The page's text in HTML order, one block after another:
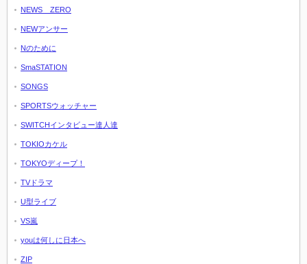
NEWS ZERO
NEWアンサー
Nのために
SmaSTATION
SONGS
SPORTSウォッチャー
SWITCHインタビュー達人達
TOKIOカケル
TOKYOディープ！
TVドラマ
U型ライブ
VS嵐
youは何しに日本へ
ZIP